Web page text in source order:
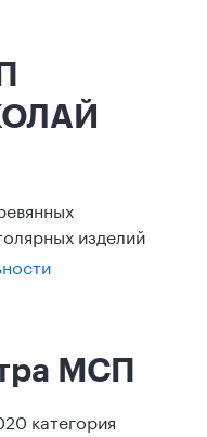
изделий
МСП
категория